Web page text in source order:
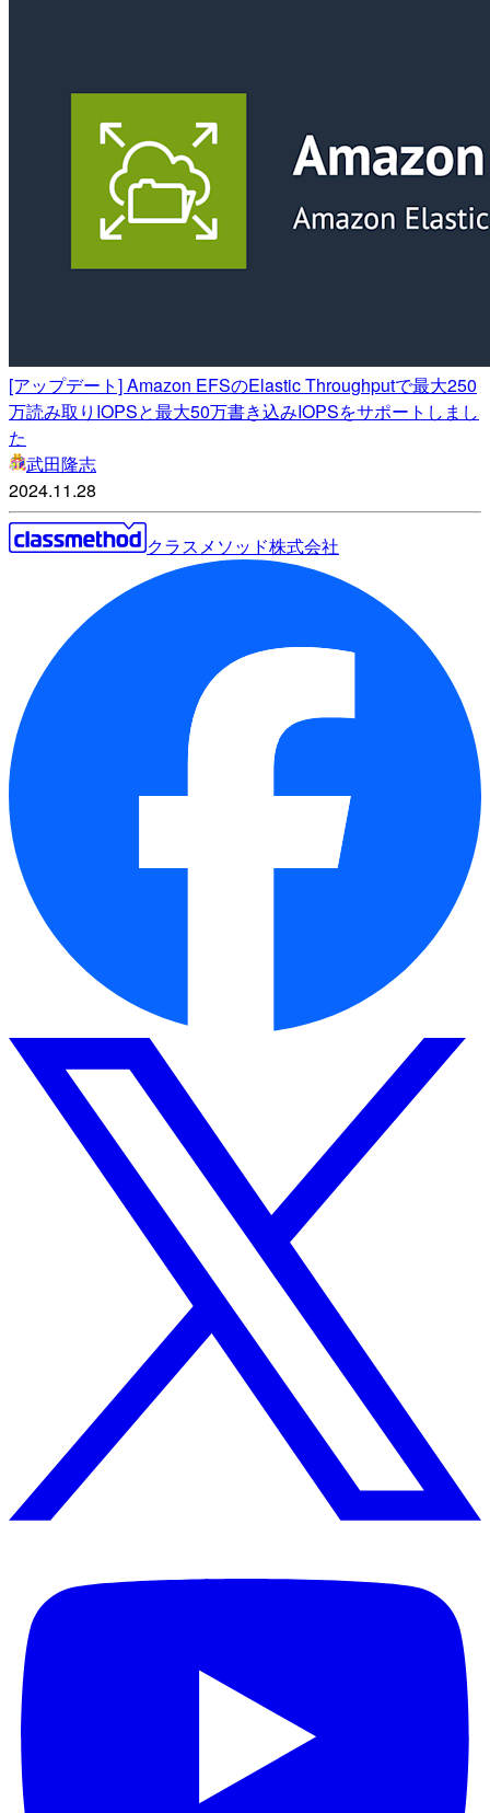
[アップデート] Amazon EFSのElastic Throughputで最大250
万読み取りIOPSと最大50万書き込みIOPSをサポートしまし
た
武田隆志
2024.11.28
クラスメソッド株式会社